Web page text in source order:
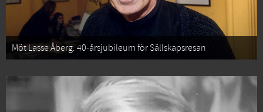
Möt Lasse Åberg: 40-årsjubileum för Sällskapsresan